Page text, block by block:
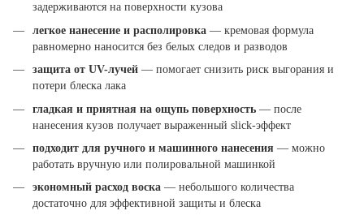
задерживаются на поверхности кузова
легкое нанесение и располировка — кремовая формула
равномерно наносится без белых следов и разводов
защита от UV-лучей — помогает снизить риск выгорания и
потери блеска лака
гладкая и приятная на ощупь поверхность — после
нанесения кузов получает выраженный slick-эффект
подходит для ручного и машинного нанесения — можно
работать вручную или полировальной машинкой
экономный расход воска — небольшого количества
достаточно для эффективной защиты и блеска